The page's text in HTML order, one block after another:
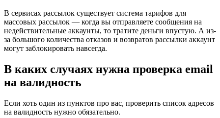
В сервисах рассылок существует система тарифов для
массовых рассылок — когда вы отправляете сообщения на
недействительные аккаунты, то тратите деньги впустую. А из-
за большого количества отказов и возвратов рассылки аккаунт
могут заблокировать навсегда.
В каких случаях нужна проверка email
на валидность
Если хоть один из пунктов про вас, проверить список адресов
на валидность нужно обязательно.